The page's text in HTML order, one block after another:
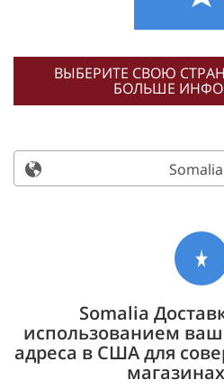
ВЫБЕРИТЕ СВОЮ
БОЛЬШЕ
Somalia
Somalia
использованием
адреса в США для